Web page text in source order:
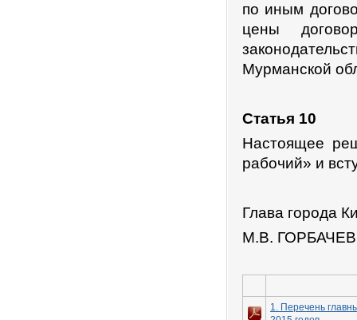
по иным
цены
Мурманской
Статья 10
Настоящее
рабочий» и
Глава города
М.В. ГОРБАЧЕВ
1. Перечень